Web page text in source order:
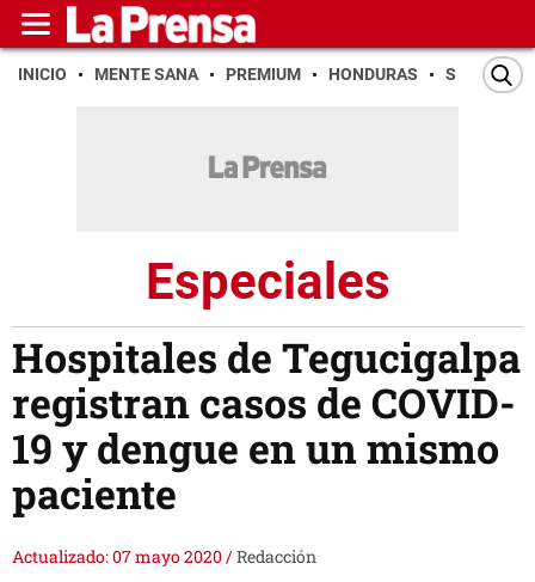
INICIO MENTE SANA PREMIUM HONDURAS SAN PEDRO
Especiales
Hospitales de Tegucigalpa
registran casos de COVID-
19 y dengue en un mismo
paciente
Actualizado: 07 mayo 2020/Redacción